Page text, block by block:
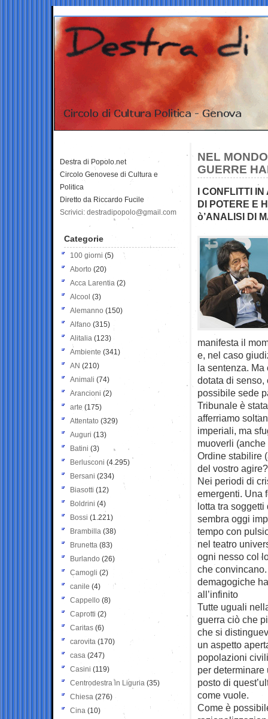
NEL
GUERRE
I CONFLITTI IN
DI POTERE E
ò’ANALISI DI
manifesta il
e, nel caso
la sentenza.
dotata di senso,
possibile sede
Tribunale è
afferriamo
imperiali, ma
muoverli
Ordine stabilire
del vostro
Nei periodi di
emergenti. Una
lotta tra
sembra oggi
tempo con
nel teatro
ogni nesso col
che
demagogiche
all’infinito
Tutte uguali
guerra ciò che
che si
un aspetto
popolazioni
per
posto di
come vuole.
Come è
Destra di Popolo.net
Circolo Genovese di Cultura e
Politica
Diretto da Riccardo Fucile
Scrivici: destradipopolo@gmail.com
Categorie
100 giorni (5)
Aborto (20)
Acca Larentia (2)
Alcool (3)
Alemanno (150)
Alfano (315)
Alitalia (123)
Ambiente (341)
AN (210)
Animali (74)
Arancioni (2)
arte (175)
Attentato (329)
Auguri (13)
Batini (3)
Berlusconi (4.295)
Bersani (234)
Biasotti (12)
Boldrini (4)
Bossi (1.221)
Brambilla (38)
Brunetta (83)
Burlando (26)
Camogli (2)
canile (4)
Cappello (8)
Caprotti (2)
Caritas (6)
carovita (170)
casa (247)
Casini (119)
Centrodestra in Liguria (35)
Chiesa (276)
Cina (10)